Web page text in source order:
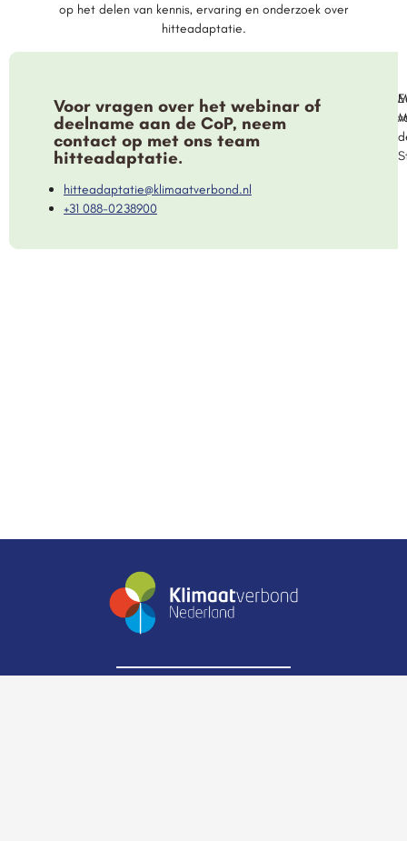
op het delen van kennis, ervaring en onderzoek over
hitteadaptatie.
Voor vragen over het webinar of
deelname aan de CoP, neem
contact op met ons team
hitteadaptatie.
hitteadaptatie@klimaatverbond.nl
+31 088-0238900